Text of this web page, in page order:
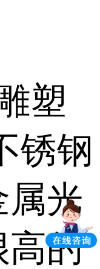
塑
锈钢
属光
高的